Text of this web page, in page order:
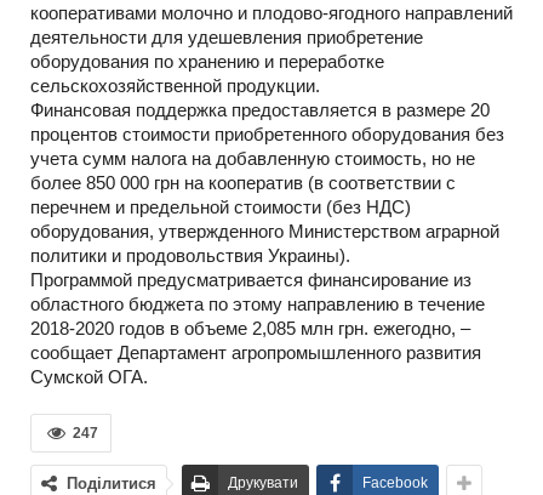
кооперативами молочно и плодово-ягодного направлений
деятельности для удешевления приобретение
оборудования по хранению и переработке
сельскохозяйственной продукции.
Финансовая поддержка предоставляется в размере 20
процентов стоимости приобретенного оборудования без
учета сумм налога на добавленную стоимость, но не
более 850 000 грн на кооператив (в соответствии с
перечнем и предельной стоимости (без НДС)
оборудования, утвержденного Министерством аграрной
политики и продовольствия Украины).
Программой предусматривается финансирование из
областного бюджета по этому направлению в течение
2018-2020 годов в объеме 2,085 млн грн. ежегодно, –
сообщает Департамент агропромышленного развития
Сумской ОГА.
247
Поділитися Друкувати Facebook